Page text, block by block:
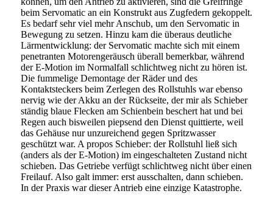
beim Servomatic an ein Konstrukt aus Zugfedern gekoppelt.
Es bedarf sehr viel mehr Anschub, um den Servomatic in
Bewegung zu setzen. Hinzu kam die überaus deutliche
Lärmentwicklung: der Servomatic machte sich mit einem
penetranten Motorengeräusch überall bemerkbar, während
der E-Motion im Normalfall schlichtweg nicht zu hören ist.
Die fummelige Demontage der Räder und des
Kontaktsteckers beim Zerlegen des Rollstuhls war ebenso
nervig wie der Akku an der Rückseite, der mir als Schieber
ständig blaue Flecken am Schienbein beschert hat und bei
Regen auch bisweilen piepsend den Dienst quittierte, weil
das Gehäuse nur unzureichend gegen Spritzwasser
geschützt war. A propos Schieber: der Rollstuhl ließ sich
(anders als der E-Motion) im eingeschalteten Zustand nicht
schieben. Das Getriebe verfügt schlichtweg nicht über einen
Freilauf. Also galt immer: erst ausschalten, dann schieben.
In der Praxis war dieser Antrieb eine einzige Katastrophe.